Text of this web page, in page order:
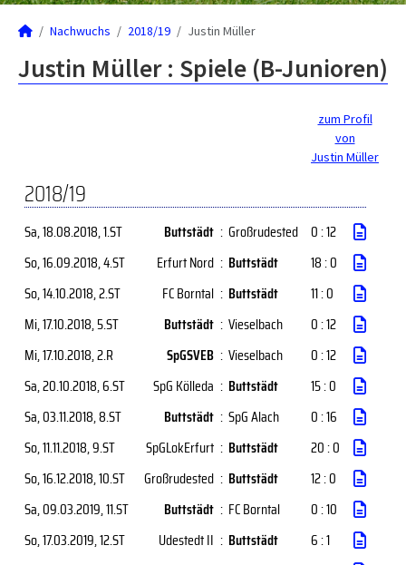
Nachwuchs 2018/19 Justin Müller
Justin Müller : Spiele (B-Junioren)
zum Profil
von
Justin Müller
2018/19
Sa, 18.08.2018, 1.ST Buttstädt : Großrudested 0 : 12
So, 16.09.2018, 4.ST Erfurt Nord : Buttstädt
18 : 0
So, 14.10.2018, 2.ST FC Borntal : Buttstädt
11 : 0
Mi, 17.10.2018, 5.ST Buttstädt : Vieselbach
0 : 12
Mi, 17.10.2018, 2.R SpGSVEB : Vieselbach
0 : 12
Sa, 20.10.2018, 6.ST SpG Kölleda : Buttstädt
15 : 0
Sa, 03.11.2018, 8.ST Buttstädt : SpG Alach
0 : 16
So, 11.11.2018, 9.ST SpGLokErfurt : Buttstädt
20 : 0
So, 16.12.2018, 10.ST Großrudested : Buttstädt
12 : 0
Sa, 09.03.2019, 11.ST Buttstädt : FC Borntal
0 : 10
So, 17.03.2019, 12.ST Udestedt II : Buttstädt
6 : 1